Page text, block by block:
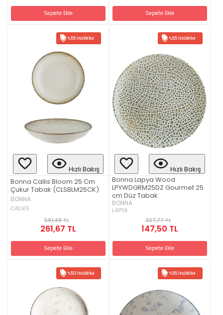
Sepete Ekle Sepete Ekle
%55 İNDIRIM
Hızlı Bakış
Bonna Callis Bloom 25 Cm
Çukur Tabak (CLSBLM25CK)
BONNA
CALLES
581,48 TL
261,67 TL
Sepete Ekle
%55 İNDIRIM
Hızlı Bakış
Bonna Lapya Wood
LPYWDGRM25DZ Gourmet 25
cm Düz Tabak
BONNA
LAPYA
327,77 TL
147,50 TL
Sepete Ekle
%50 İNDIRIM %55 İNDIRIM